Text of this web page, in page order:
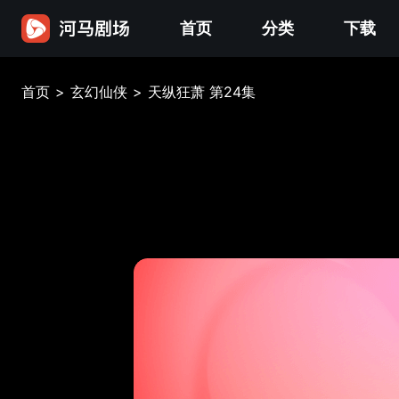
首页 分类 下载
首页 > 玄幻仙侠 > 天纵狂萧 第24集